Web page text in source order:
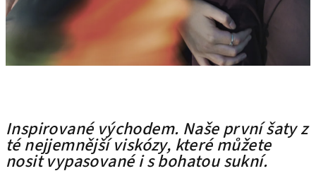
Inspirované východem. Naše první šaty z
té nejjemnější viskózy, které můžete
nosit vypasované i s bohatou sukní.